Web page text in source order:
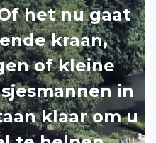
het nu gaat
kraan,
of kleine
in
klaar om u